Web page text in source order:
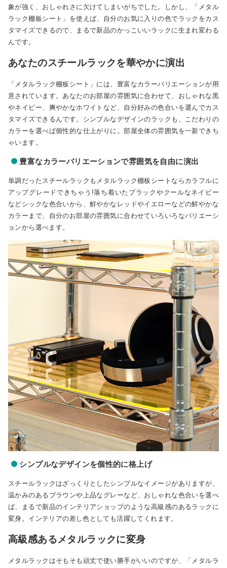
象が強く、おしゃれさに欠けてしまいがちでした。しかし、「メタル
ラック棚板シート」を使えば、自分のお気に入りの色でラックをカス
タマイズできるので、まるで新品のかっこいいラックに生まれ変わる
んです。
あなたのスチールラックを華やかに演出
「メタルラック棚板シート」には、豊富なカラーバリエーションが用
意されています。あなたのお部屋の雰囲気に合わせて、おしゃれな黒
やネイビー、爽やかなホワイトなど、自分好みの色合いを選んでカス
タマイズできるんです。シンプルなデザインのラックも、こだわりの
カラーを選べば個性的な仕上がりに。部屋全体の雰囲気を一新できち
ゃいます。
豊富なカラーバリエーションで雰囲気を自由に演出
単調だったスチールラックもメタルラック棚板シートならカラフルに
アップグレードできちゃう!落ち着いたブラックやクールなネイビー
などシックな色合いから、鮮やかなレッドやイエローなどの鮮やかな
カラーまで、自分のお部屋の雰囲気に合わせていろいろなバリエーシ
ョンから選べます。
シンプルなデザインを個性的に格上げ
スチールラックはざっくりとしたシンプルなイメージがありますが、
温かみのあるブラウンや上品なグレーなど、おしゃれな色合いを選べ
ば、まるで新品のインテリアショップのような高級感のあるラックに
変身。インテリアの差し色としても活躍してくれます。
高級感あるメタルラックに変身
メタルラックはそもそも頑丈で使い勝手がいいのですが、「メタルラ